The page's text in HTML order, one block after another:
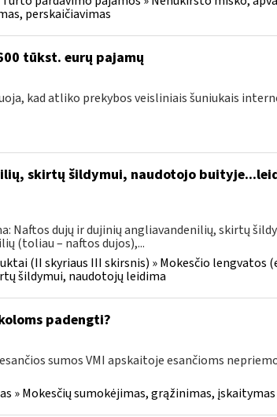
perskaičiavimas
tūkst. eurų pajamų
kad atliko prekybos veisliniais šuniukais
skirtų šildymui, naudotojo
Naftos dujų ir dujinių angliavandenilių, skirtų
(toliau – naftos dujos),...
(II skyriaus III skirsnis) » Mokesčio lengvatos
šildymui, naudotojų leidima
padengti?
sumos VMI apskaitoje esančioms
» Mokesčių sumokėjimas, grąžinimas,